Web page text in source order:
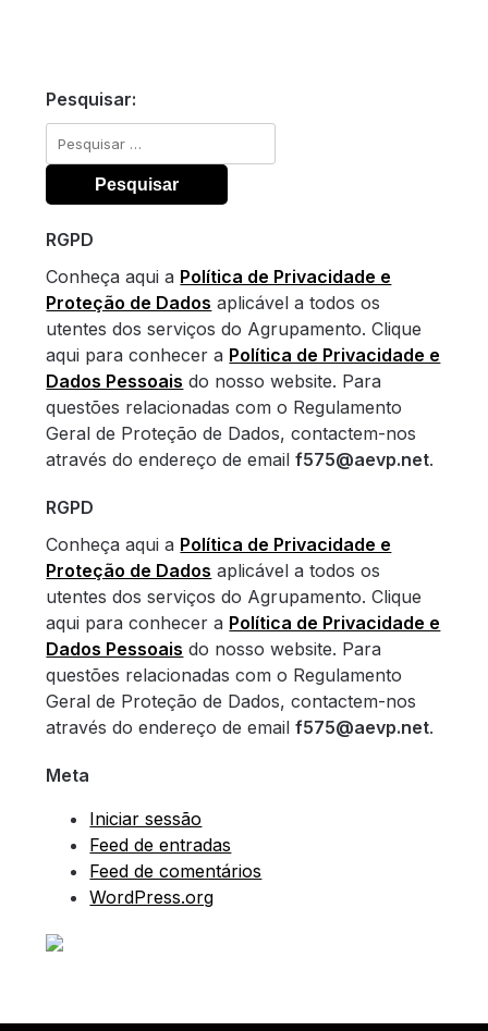
Pesquisar:
Pesquisar
por:
RGPD
Conheça aqui a Política de Privacidade e
Proteção de Dados aplicável a todos os
utentes dos serviços do Agrupamento. Clique
aqui para conhecer a Política de Privacidade e
Dados Pessoais do nosso website. Para
questões relacionadas com o Regulamento
Geral de Proteção de Dados, contactem-nos
através do endereço de emailf575@aevp.net.
RGPD
Conheça aqui a Política de Privacidade e
Proteção de Dados aplicável a todos os
utentes dos serviços do Agrupamento. Clique
aqui para conhecer a Política de Privacidade e
Dados Pessoais do nosso website. Para
questões relacionadas com o Regulamento
Geral de Proteção de Dados, contactem-nos
através do endereço de emailf575@aevp.net.
Meta
Iniciar sessão
Feed de entradas
Feed de comentários
WordPress.org